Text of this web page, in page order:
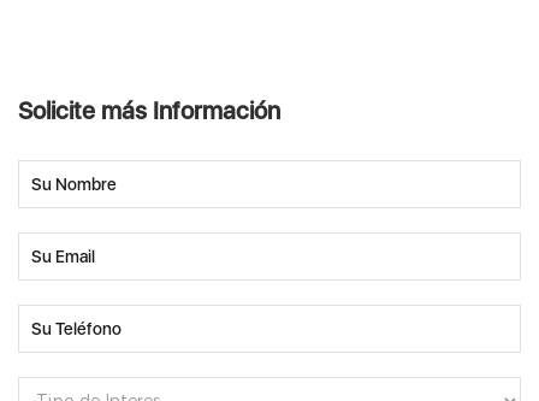
Solicite más Información